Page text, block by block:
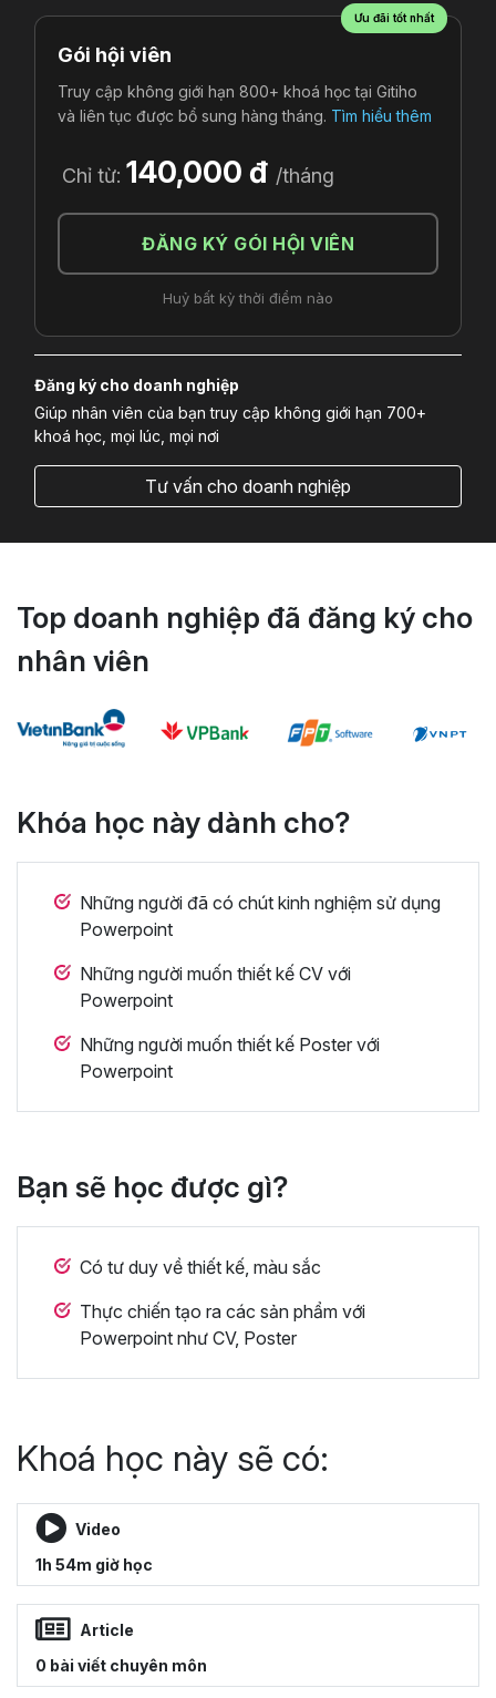
Ưu đãi tốt nhất
Gói hội viên
Truy cập không giới hạn 800+ khoá học tại Gitiho
và liên tục được bổ sung hàng tháng. Tìm hiểu thêm
Chỉ từ: 140,000 đ /tháng
ĐĂNG KÝ GÓI HỘI VIÊN
Huỷ bất kỳ thời điểm nào
Đăng ký cho doanh nghiệp
Giúp nhân viên của bạn truy cập không giới hạn 700+
khoá học, mọi lúc, mọi nơi
Tư vấn cho doanh nghiệp
Top doanh nghiệp đã đăng ký cho
nhân viên
Khóa học này dành cho?
Những người đã có chút kinh nghiệm sử dụng
Powerpoint
Những người muốn thiết kế CV với
Powerpoint
Những người muốn thiết kế Poster với
Powerpoint
Bạn sẽ học được gì?
Có tư duy về thiết kế, màu sắc
Thực chiến tạo ra các sản phẩm với
Powerpoint như CV, Poster
Khoá học này sẽ có:
Video
1h 54m giờ học
Article
0 bài viết chuyên môn